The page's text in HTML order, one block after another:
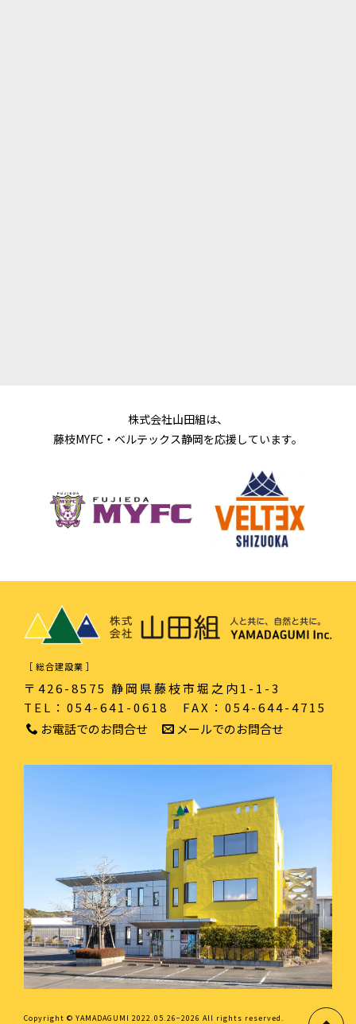
株式会社山田組は、
藤枝MYFC・ベルテックス静岡を応援しています。
［ 総合建設業 ］
〒426-8575 静岡県藤枝市堀之内1-1-3
TEL：054-641-0618
FAX：054-644-4715
お電話でのお問合せ
メールでのお問合せ
Copyright © YAMADAGUMI 2022.05.26−2026 All rights reserved.